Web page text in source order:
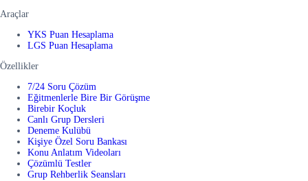
Araçlar
YKS Puan Hesaplama
LGS Puan Hesaplama
Özellikler
7/24 Soru Çözüm
Eğitmenlerle Bire Bir Görüşme
Birebir Koçluk
Canlı Grup Dersleri
Deneme Kulübü
Kişiye Özel Soru Bankası
Konu Anlatım Videoları
Çözümlü Testler
Grup Rehberlik Seansları